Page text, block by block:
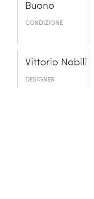
Buono
CONDIZIONE
Vittorio Nobili
DESIGNER